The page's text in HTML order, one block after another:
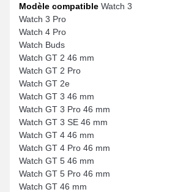
Modèle compatible Watch 3
Watch 3 Pro
Watch 4 Pro
Watch Buds
Watch GT 2 46 mm
Watch GT 2 Pro
Watch GT 2e
Watch GT 3 46 mm
Watch GT 3 Pro 46 mm
Watch GT 3 SE 46 mm
Watch GT 4 46 mm
Watch GT 4 Pro 46 mm
Watch GT 5 46 mm
Watch GT 5 Pro 46 mm
Watch GT 46 mm